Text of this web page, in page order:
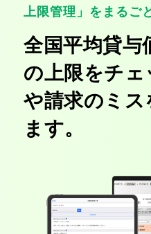
上限管理」をまるご
全国平均貸与
の上限をチ
や請求のミス
ます。